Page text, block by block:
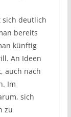
sich deutlich
bereits
künftig
An Ideen
auch nach
Im
sich
zu